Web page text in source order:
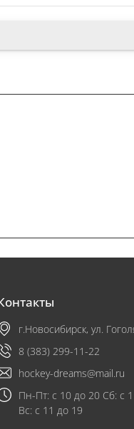
г.Новосибирск, ул.
8 (383) 299-11-22
hockey-dreams@mail.ru
Пн-Пт: с 10 до 20 Сб: с
Вс: с 11 до 19